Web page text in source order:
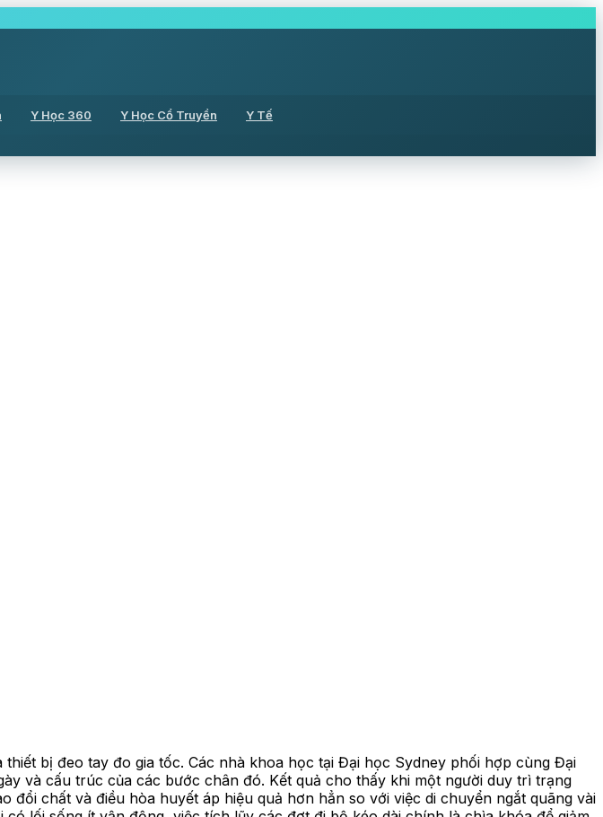
Y Học 360 Y Học Cổ Truyền Y Tế
bị đeo tay đo gia tốc. Các nhà khoa học tại Đại học Sydney phối hợp cùng Đại
và cấu trúc của các bước chân đó. Kết quả cho thấy khi một người duy trì trạng
chất và điều hòa huyết áp hiệu quả hơn hẳn so với việc di chuyển ngắt quãng vài